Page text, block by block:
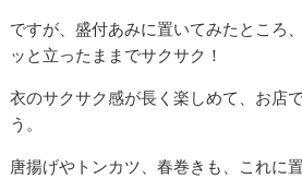
ですが、盛付あみに置いてみたところ
ッと立ったままでサクサク！
衣のサクサク感が長く楽しめて、お店
う。
唐揚げやトンカツ、春巻きも、これに